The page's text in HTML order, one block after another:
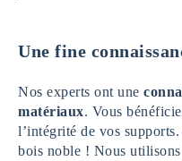
Une fine
Nos experts ont une
matériaux. Vous
l’intégrité de vos
bois noble ! Nous